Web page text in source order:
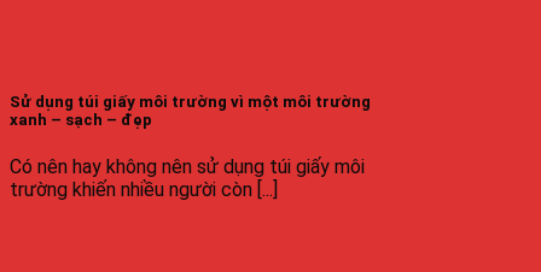
Sử dụng túi giấy môi trường vì một môi trường
xanh – sạch – đẹp
Có nên hay không nên sử dụng túi giấy môi
trường khiến nhiều người còn [...]